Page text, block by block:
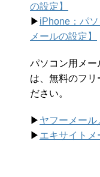
の設定】
▶︎ iPhone：パ
メールの設定】
パソコン用メ
は、無料のフリ
ださい。
▶︎ ヤフーメール
▶︎ エキサイト